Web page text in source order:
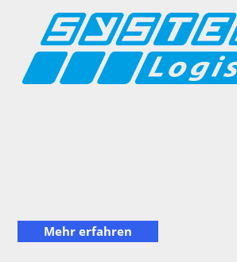
Mehr erfahren